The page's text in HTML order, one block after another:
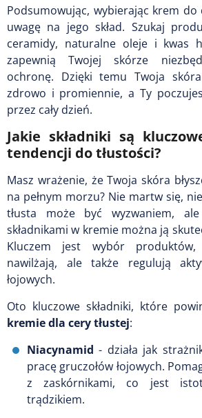
Podsumowując, wybierając krem do
uwagę na jego skład. Szukaj
ceramidy, naturalne oleje i kwas
zapewnią Twojej skórze
ochronę. Dzięki temu Twoja
zdrowo i promiennie, a Ty
przez cały dzień.
Jakie składniki są
tendencji do tłustości?
Masz wrażenie, że Twoja skóra
na pełnym morzu? Nie martw się,
tłusta może być wyzwaniem,
składnikami w kremie można ją
Kluczem jest wybór
nawilżają, ale także regulują
łojowych.
Oto kluczowe składniki, które
kremie dla cery tłustej:
Niacynamid - działa jak
pracę gruczołów łojowych.
z zaskórnikami, co jest
trądzikiem.